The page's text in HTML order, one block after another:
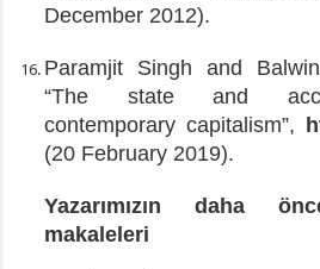
December 2012).
Paramjit Singh and
“The state and
contemporary capitalism”,
(20 February 2019).
Yazarımızın daha
makaleleri